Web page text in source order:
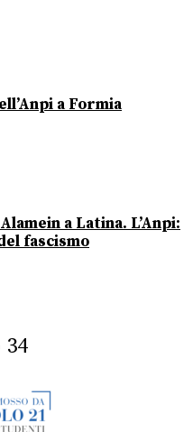
a Formia
a Latina. L’Anpi:
fascismo